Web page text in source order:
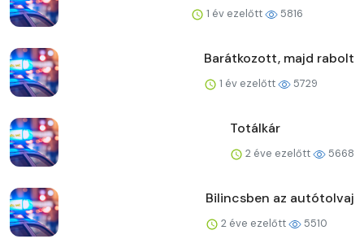
1 év ezelőtt 5816
Barátkozott, majd rabolt
1 év ezelőtt 5729
Totálkár
2 éve ezelőtt 5668
Bilincsben az autótolvaj
2 éve ezelőtt 5510